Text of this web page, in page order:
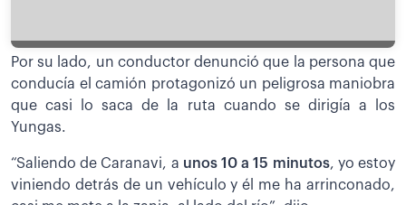
Por su lado, un conductor denunció que la persona que
conducía el camión protagonizó un peligrosa maniobra
que casi lo saca de la ruta cuando se dirigía a los
Yungas.
“Saliendo de Caranavi, a unos 10 a 15 minutos, yo estoy
viniendo detrás de un vehículo y él me ha arrinconado,